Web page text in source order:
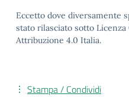
Eccetto dove diversamente
stato rilasciato sotto
Attribuzione 4.0 Italia.
Stampa / Condividi